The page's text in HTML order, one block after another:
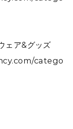
ェア&グッズ
catego